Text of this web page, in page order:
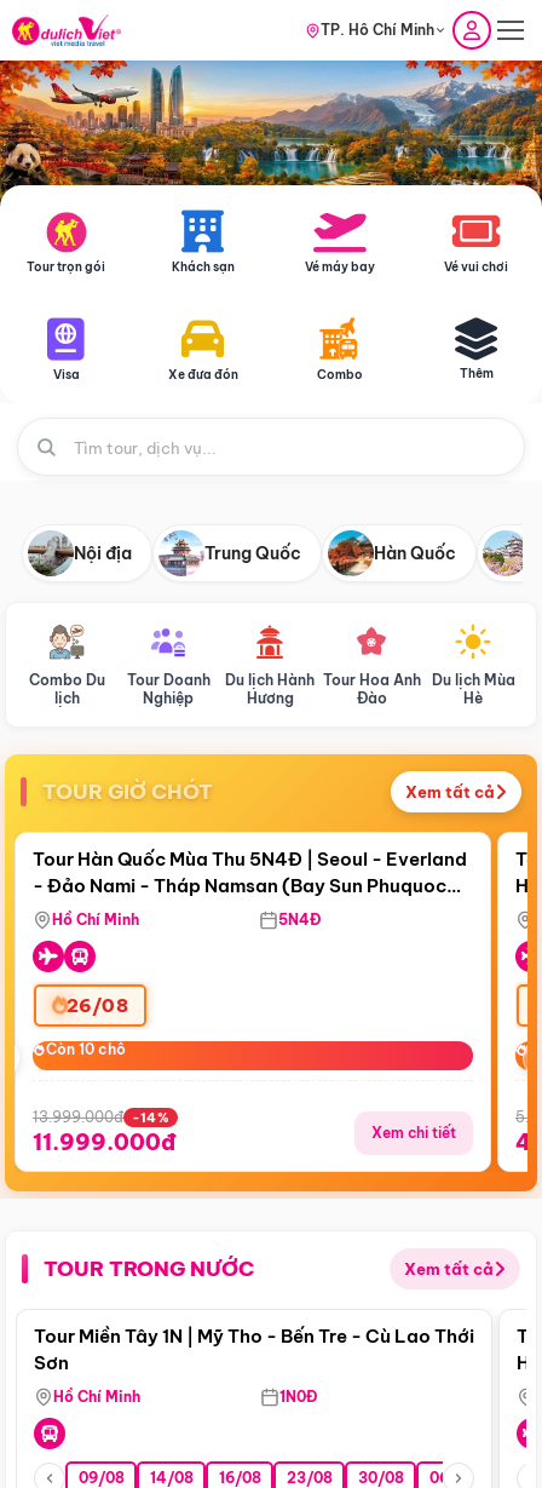
TP. Hồ Chí Minh
Tour trọn gói Khách sạn Vé máy bay Vé vui chơi
Visa Xe đưa đón Combo Thêm
Nội địa Trung Quốc Hàn Quốc
Combo Du
lịch
Tour Doanh
Nghiệp
Du lịch Hành
Hương
Tour Hoa Anh
Đào
Du lịch Mùa
Hè
TOUR GIỜ CHÓT Xem tất cả
Còn18 ngày 08:29:20
Bay Sun Phuquoc Airways
Điểm nổi bật
Tour Hàn Quốc Mùa Thu 5N4Đ | Seoul - Everland
- Đảo Nami - Tháp Namsan (Bay Sun Phuquoc
Airways)
Hồ Chí Minh 5N4Đ
26/08
Còn 10 chỗ
Còn 10 chỗ
13.999.000đ -14%
11.999.000đ Xem chi tiết
TOUR TRONG NƯỚC Xem tất cả
Điểm nổi bật
Tour Miền Tây 1N | Mỹ Tho - Bến Tre - Cù Lao Thới
Sơn
Hồ Chí Minh 1N0Đ
09/08 14/08 16/08 23/08 30/08 06/09 13/09